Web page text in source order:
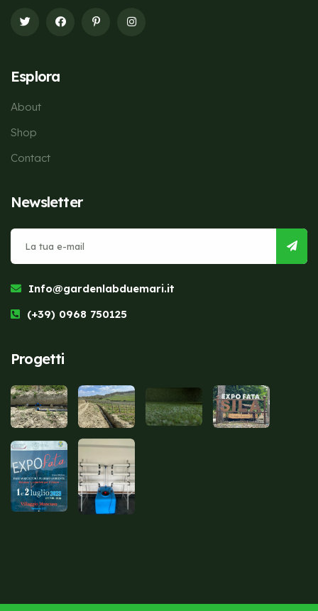
Esplora
About
Shop
Contact
Newsletter
Info@gardenlabduemari.it
(+39) 0968 750125
Progetti